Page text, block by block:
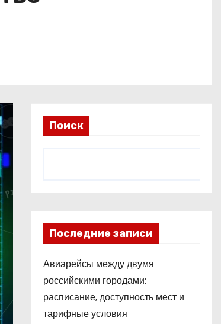
Поиск
Последние записи
Авиарейсы между двумя
российскими городами:
расписание, доступность мест и
тарифные условия